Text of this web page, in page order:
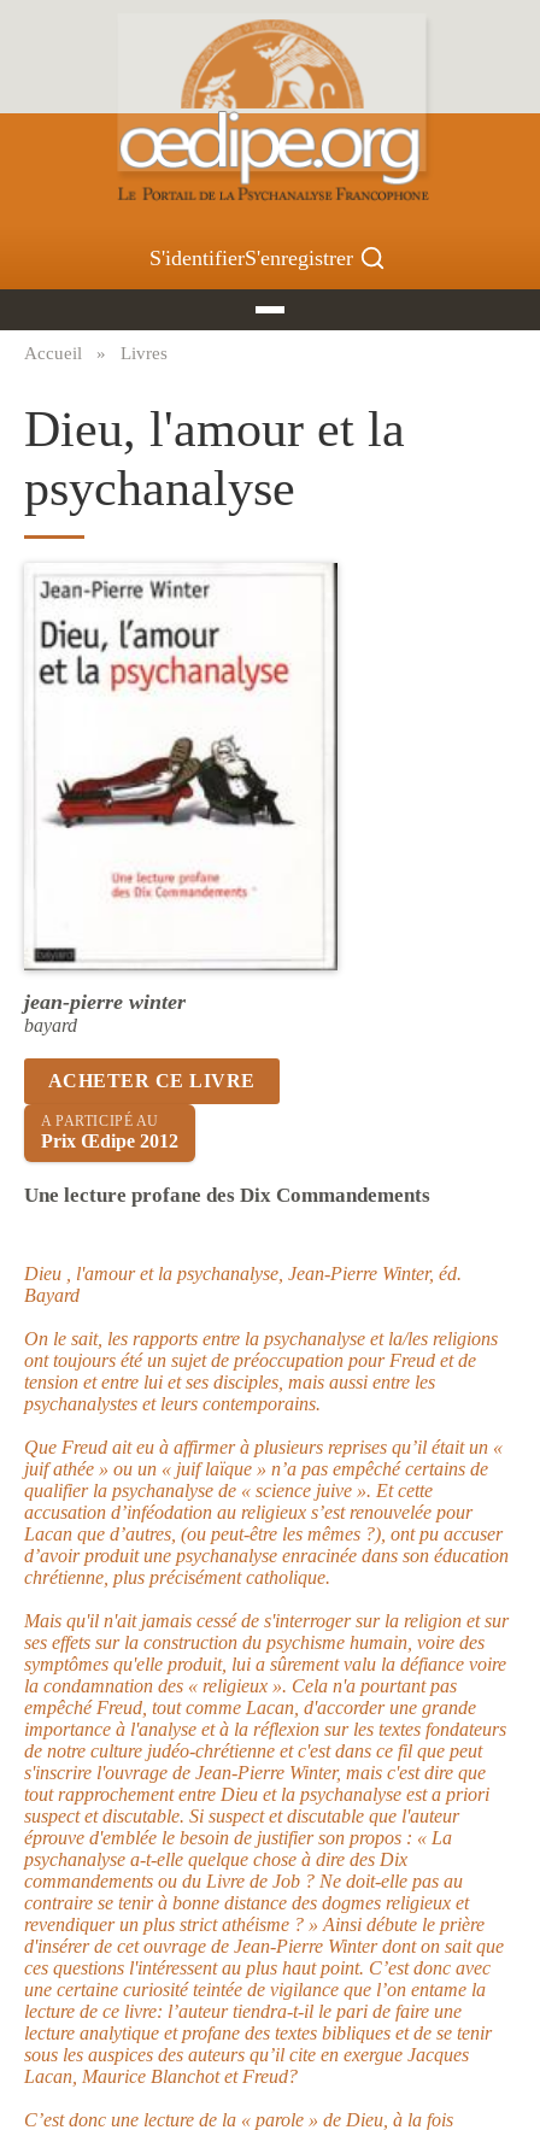
S'identifierS'enregistrer
d'Ariane
Accueil Livres
Dieu, l'amour et la
psychanalyse
jean-pierre winter
bayard
ACHETER CE LIVRE
A PARTICIPÉ AU
Prix Œdipe 2012
Une lecture profane des Dix Commandements
Dieu , l'amour et la psychanalyse, Jean-Pierre Winter, éd.
Bayard
On le sait, les rapports entre la psychanalyse et la/les religions
ont toujours été un sujet de préoccupation pour Freud et de
tension et entre lui et ses disciples, mais aussi entre les
psychanalystes et leurs contemporains.
Que Freud ait eu à affirmer à plusieurs reprises qu’il était un «
juif athée » ou un « juif laïque » n’a pas empêché certains de
qualifier la psychanalyse de « science juive ». Et cette
accusation d’inféodation au religieux s’est renouvelée pour
Lacan que d’autres, (ou peut-être les mêmes ?), ont pu accuser
d’avoir produit une psychanalyse enracinée dans son éducation
chrétienne, plus précisément catholique.
Mais qu'il n'ait jamais cessé de s'interroger sur la religion et sur
ses effets sur la construction du psychisme humain, voire des
symptômes qu'elle produit, lui a sûrement valu la défiance voire
la condamnation des « religieux ». Cela n'a pourtant pas
empêché Freud, tout comme Lacan, d'accorder une grande
importance à l'analyse et à la réflexion sur les textes fondateurs
de notre culture judéo-chrétienne et c'est dans ce fil que peut
s'inscrire l'ouvrage de Jean-Pierre Winter, mais c'est dire que
tout rapprochement entre Dieu et la psychanalyse est a priori
suspect et discutable. Si suspect et discutable que l'auteur
éprouve d'emblée le besoin de justifier son propos : « La
psychanalyse a-t-elle quelque chose à dire des Dix
commandements ou du Livre de Job ? Ne doit-elle pas au
contraire se tenir à bonne distance des dogmes religieux et
revendiquer un plus strict athéisme ? » Ainsi débute le prière
d'insérer de cet ouvrage de Jean-Pierre Winter dont on sait que
ces questions l'intéressent au plus haut point. C’est donc avec
une certaine curiosité teintée de vigilance que l’on entame la
lecture de ce livre: l’auteur tiendra-t-il le pari de faire une
lecture analytique et profane des textes bibliques et de se tenir
sous les auspices des auteurs qu’il cite en exergue Jacques
Lacan, Maurice Blanchot et Freud?
C’est donc une lecture de la « parole » de Dieu, à la fois